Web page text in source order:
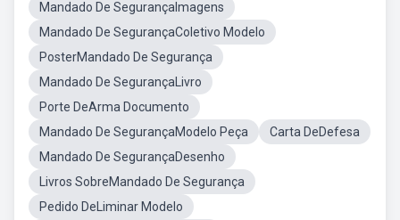
Mandado De SegurançaImagens
Mandado De SegurançaColetivo Modelo
PosterMandado De Segurança
Mandado De SegurançaLivro
Porte DeArma Documento
Mandado De SegurançaModelo Peça
Carta DeDefesa
Mandado De SegurançaDesenho
Livros SobreMandado De Segurança
Pedido DeLiminar Modelo